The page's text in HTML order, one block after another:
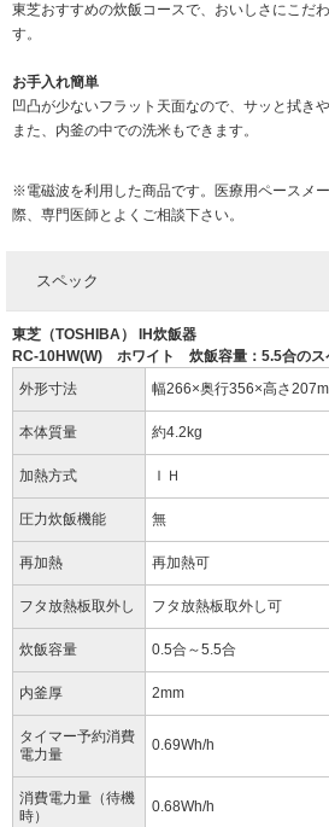
東芝おすすめの炊飯コースで、おいしさにこだ
す。
お手入れ簡単
凹凸が少ないフラット天面なので、サッと拭きや
また、内釜の中での洗米もできます。
※電磁波を利用した商品です。医療用ペースメ
際、専門医師とよくご相談下さい。
スペック
東芝（TOSHIBA） IH炊飯器
RC-10HW(W) ホワイト 炊飯容量：5.5合のス
外形寸法
幅266×奥行356×高さ
本体質量 約4.2kg
加熱方式 ＩＨ
圧力炊飯機能 無
再加熱 再加熱可
フタ放熱板取外し フタ放熱板取外し可
炊飯容量 0.5合～5.5合
内釜厚 2mm
タイマー予約消費
電力量
0.69Wh/h
消費電力量（待機
時）
0.68Wh/h